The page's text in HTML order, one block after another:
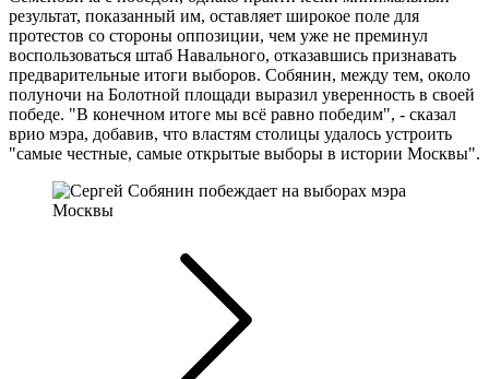
результат, показанный им, оставляет широкое поле для
протестов со стороны оппозиции, чем уже не преминул
воспользоваться штаб Навального, отказавшись признавать
предварительные итоги выборов. Собянин, между тем, около
полуночи на Болотной площади выразил уверенность в своей
победе. "В конечном итоге мы всё равно победим", - сказал
врио мэра, добавив, что властям столицы удалось устроить
"самые честные, самые открытые выборы в истории Москвы".